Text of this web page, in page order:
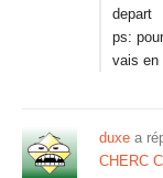
depart
ps:
vais en
duxe a
CHERC